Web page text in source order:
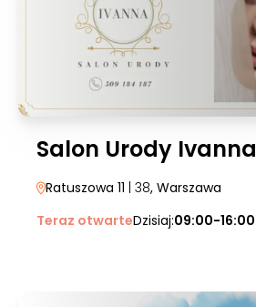
Salon Urody Ivanna
Ratuszowa 11 | 38, Warszawa
Teraz otwarteDzisiaj:09:00-16:00